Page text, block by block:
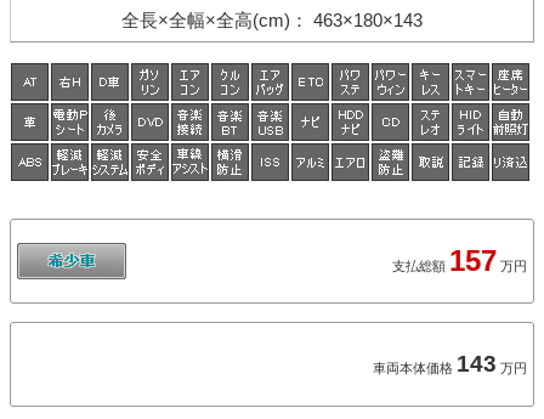
全長×全幅×全高(cm) ： 463×180×143
支払総額 157 万円
車両本体価格 143 万円